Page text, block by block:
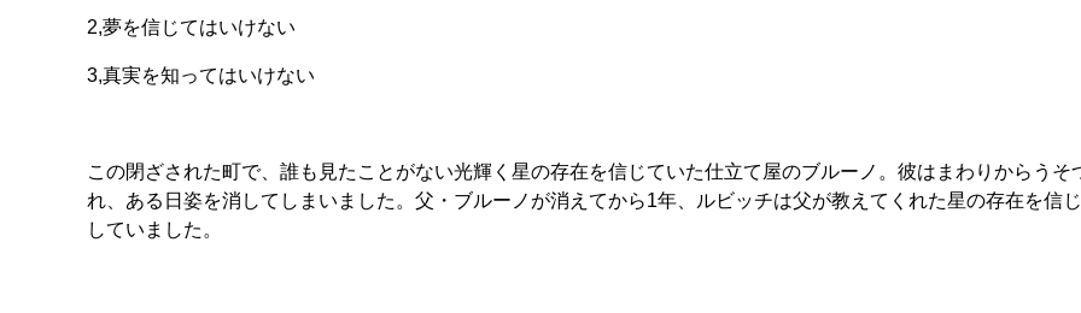
2,夢を信じてはいけない
3,真実を知ってはいけない
この閉ざされた町で、誰も見たことがない光輝く星の存在を信じていた仕立て屋のブルーノ。彼はまわりからうそ
れ、ある日姿を消してしまいました。父・ブルーノが消えてから1年、ルビッチは父が教えてくれた星の存在を信
していました。